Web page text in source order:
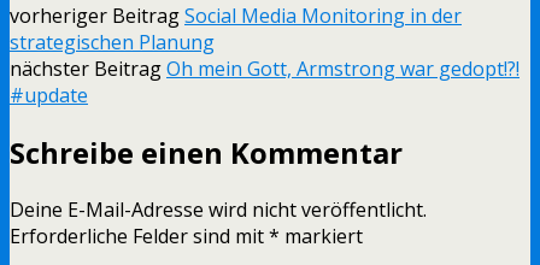
vorheriger BeitragSocial Media Monitoring in der
strategischen Planung
nächster BeitragOh mein Gott, Armstrong war gedopt!?!
#update
Schreibe einen Kommentar
Deine E-Mail-Adresse wird nicht veröffentlicht.
Erforderliche Felder sind mit* markiert